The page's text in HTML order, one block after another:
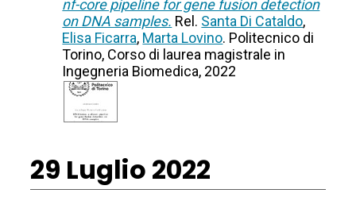
nf-core pipeline for gene fusion detection
on DNA samples. Rel. Santa Di Cataldo,
Elisa Ficarra, Marta Lovino. Politecnico di
Torino, Corso di laurea magistrale in
Ingegneria Biomedica, 2022
29 Luglio 2022